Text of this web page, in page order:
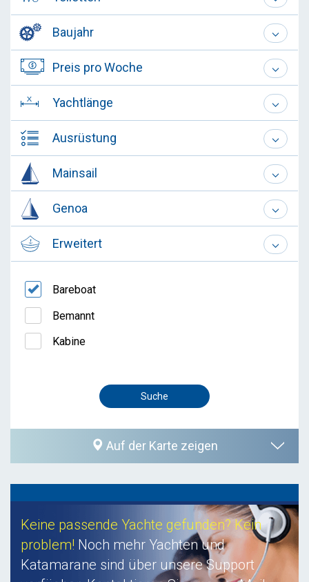
Baujahr
Preis pro Woche
Yachtlänge
Ausrüstung
Mainsail
Genoa
Erweitert
Bareboat
Bemannt
Kabine
Auf der Karte zeigen
Keine passende Yachte gefunden? Kein
problem! Noch mehr Yachten und
Katamarane sind über unsere Support